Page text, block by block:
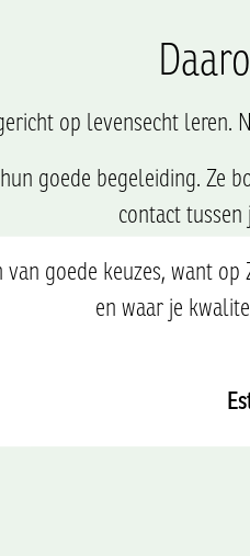
op levensecht leren.
goede begeleiding.
contact
goede keuzes, want
en waar je